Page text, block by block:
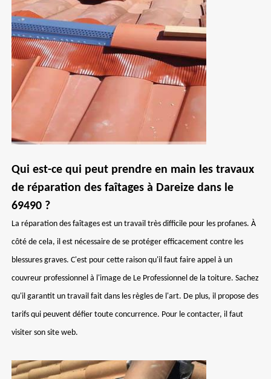
Qui est-ce qui peut prendre en main les travaux
de réparation des faîtages à Dareize dans le
69490 ?
La réparation des faîtages est un travail très difficile pour les profanes. À
côté de cela, il est nécessaire de se protéger efficacement contre les
blessures graves. C'est pour cette raison qu'il faut faire appel à un
couvreur professionnel à l'image de Le Professionnel de la toiture. Sachez
qu'il garantit un travail fait dans les règles de l'art. De plus, il propose des
tarifs qui peuvent défier toute concurrence. Pour le contacter, il faut
visiter son site web.